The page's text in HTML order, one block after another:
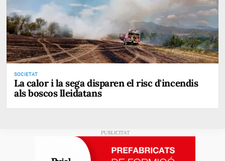
SOCIETAT
La calor i la sega disparen el risc d'incendis
als boscos lleidatans